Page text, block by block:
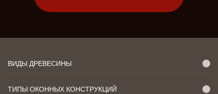
ВИДЫ ДРЕВЕСИНЫ
ТИПЫ ОКОННЫХ КОНСТРУКЦИЙ